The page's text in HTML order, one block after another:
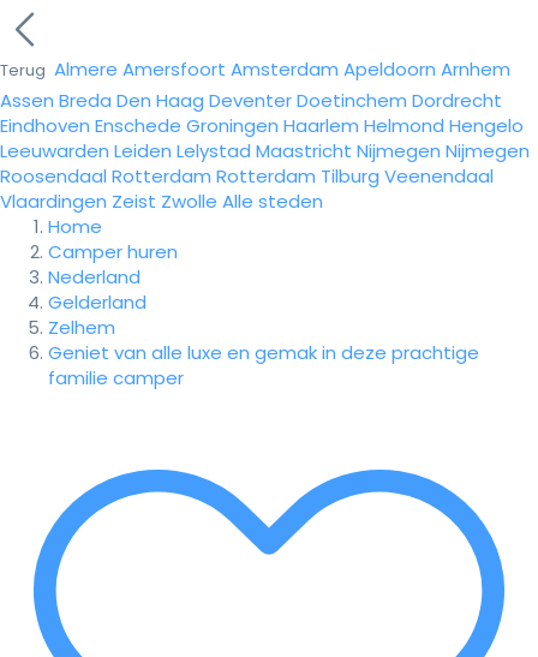
Terug Almere Amersfoort Amsterdam Apeldoorn Arnhem
Assen Breda Den Haag DeventerDoetinchem Dordrecht
Eindhoven Enschede Groningen Haarlem Helmond Hengelo
Leeuwarden Leiden Lelystad Maastricht Nijmegen Nijmegen
Roosendaal Rotterdam Rotterdam Tilburg Veenendaal
Vlaardingen Zeist Zwolle Alle steden
Home
Camper huren
Nederland
Gelderland
Zelhem
Geniet van alle luxe en gemak in deze prachtige
familie camper